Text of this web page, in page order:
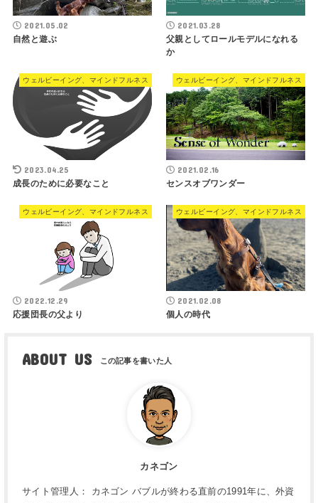
2021.05.02
自然と遊ぶ
2021.03.28
父親としてロールモデルになれる
か
ウェルビーイング、マインドフルネス
2023.04.25
成長のために必要なこと
ウェルビーイング、マインドフルネス
2021.02.16
センスオブワンダー
ウェルビーイング、マインドフルネス
2022.12.29
応援団長の父より
ウェルビーイング、マインドフルネス
2021.02.08
個人の時代
ABOUT US
カネゴン
サイト管理人： カネゴン バブルが終わる直前の1991年に、外資